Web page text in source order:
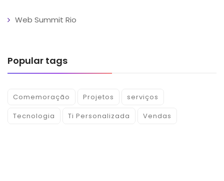
Web Summit Rio
Popular tags
Comemoração Projetos
serviços
Tecnologia
Ti Personalizada Vendas